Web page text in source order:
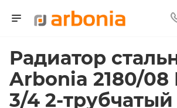
Радиатор
Arbonia 2180/08
3/4 2-трубчатый